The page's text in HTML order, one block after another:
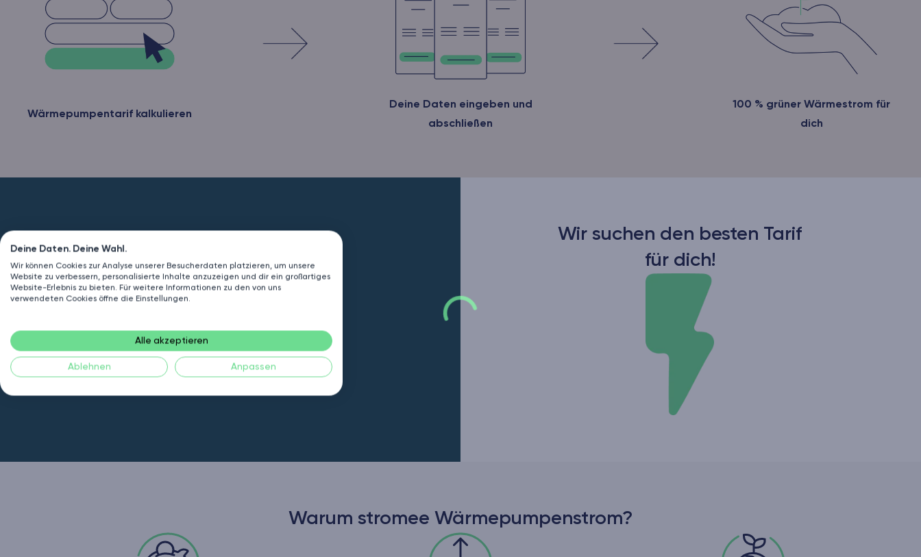
Wärmepumpentarif kalkulieren
Deine Daten eingeben und
abschließen
100 % grüner Wärmestrom für
dich
Wir suchen den besten Tarif
für dich!
Warum stromee Wärmepumpenstrom?
Deine Daten. Deine Wahl.
Wir können Cookies zur Analyse unserer Besucherdaten platzieren, um unsere
Website zu verbessern, personalisierte Inhalte anzuzeigen und dir ein großartiges
Website-Erlebnis zu bieten. Für weitere Informationen zu den von uns
verwendeten Cookies öffne die Einstellungen.
Alle akzeptieren
Ablehnen Anpassen